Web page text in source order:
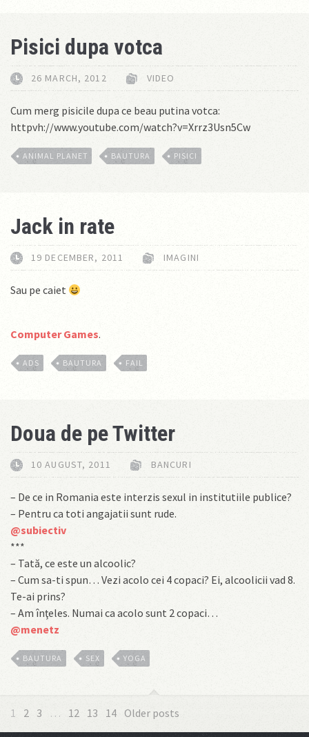
Pisici dupa votca
26 MARCH, 2012 VIDEO
Cum merg pisicile dupa ce beau putina votca:
httpvh://www.youtube.com/watch?v=Xrrz3Usn5Cw
ANIMAL PLANET BAUTURA PISICI
Jack in rate
19 DECEMBER, 2011 IMAGINI
Sau pe caiet
Computer Games.
ADS BAUTURA FAIL
Doua de pe Twitter
10 AUGUST, 2011 BANCURI
– De ce in Romania este interzis sexul in institutiile publice?
– Pentru ca toti angajatii sunt rude.
@subiectiv
***
– Tată, ce este un alcoolic?
– Cum sa-ti spun… Vezi acolo cei 4 copaci? Ei, alcoolicii vad 8.
Te-ai prins?
– Am înţeles. Numai ca acolo sunt 2 copaci…
@menetz
BAUTURA SEX YOGA
1 2 3 … 12 13 14 Older posts